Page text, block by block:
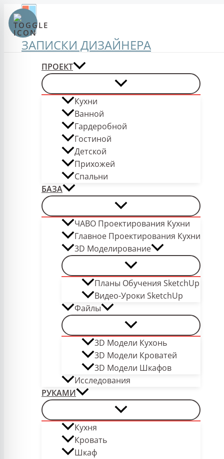
Перейти
содержимому
ЗАПИСКИ ДИЗАЙНЕРА
ПРОЕКТ
Кухни
Ванной
Гардеробной
Гостиной
Детской
Прихожей
Спальни
БАЗА
ЧАВО Проектирования Кухни
Главное Проектирования Кухни
3D Моделирование
Планы Обучения SketchUp
Видео-Уроки SketchUp
Файлы
3D Модели Кухонь
3D Модели Кроватей
3D Модели Шкафов
Исследования
РУКАМИ
Кухня
Кровать
Шкаф